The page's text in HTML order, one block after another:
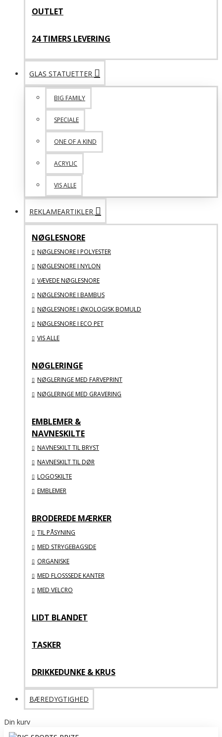
OUTLET
24 TIMERS LEVERING
GLAS STATUETTER
BIG FAMILY
SPECIALE
ONE OF A KIND
ACRYLIC
VIS ALLE
REKLAMEARTIKLER
NØGLESNORE
NØGLESNORE I POLYESTER
NØGLESNORE I NYLON
VÆVEDE NØGLESNORE
NØGLESNORE I BAMBUS
NØGLESNORE I ØKOLOGISK BOMULD
NØGLESNORE I ECO PET
VIS ALLE
NØGLERINGE
NØGLERINGE MED FARVEPRINT
NØGLERINGE MED GRAVERING
EMBLEMER &
NAVNESKILTE
NAVNESKILT TIL BRYST
NAVNESKILT TIL DØR
LOGOSKILTE
EMBLEMER
BRODEREDE MÆRKER
TIL PÅSYNING
MED STRYGEBAGSIDE
ORGANISKE
MED FLOSSSEDE KANTER
MED VELCRO
LIDT BLANDET
TASKER
DRIKKEDUNKE & KRUS
BÆREDYGTIGHED
Din kurv